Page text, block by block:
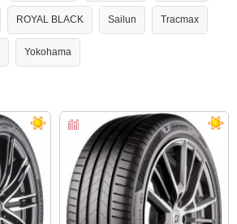
ROYAL BLACK Sailun Tracmax
Yokohama